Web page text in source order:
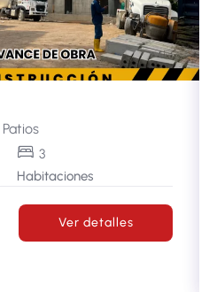
Habitaciones
3
Ver detalles